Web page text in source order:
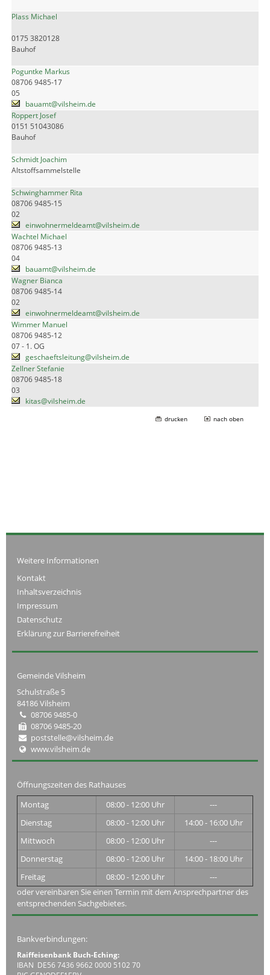
Plass Michael
0175 3820128
Bauhof
Poguntke Markus
08706 9485-17
05
bauamt@vilsheim.de
Roppert Josef
0151 51043086
Bauhof
Schmidt Joachim
Altstoffsammelstelle
Schwinghammer Rita
08706 9485-15
02
einwohnermeldeamt@vilsheim.de
Wachtel Michael
08706 9485-13
04
bauamt@vilsheim.de
Wagner Bianca
08706 9485-14
02
einwohnermeldeamt@vilsheim.de
Wimmer Manuel
08706 9485-12
07 - 1. OG
geschaeftsleitung@vilsheim.de
Zellner Stefanie
08706 9485-18
03
kitas@vilsheim.de
drucken nach oben
Weitere Informationen
Kontakt
Inhaltsverzeichnis
Impressum
Datenschutz
Erklärung zur Barrierefreiheit
Gemeinde Vilsheim
Schulstraße 5
84186 Vilsheim
08706 9485-0
08706 9485-20
poststelle@vilsheim.de
www.vilsheim.de
Öffnungszeiten des Rathauses
Montag
08:00 - 12:00 Uhr
---
Dienstag
08:00 - 12:00 Uhr
14:00 - 16:00 Uhr
Mittwoch
08:00 - 12:00 Uhr
---
Donnerstag
08:00 - 12:00 Uhr
14:00 - 18:00 Uhr
Freitag
08:00 - 12:00 Uhr
---
oder vereinbaren Sie einen Termin mit dem Ansprechpartner des
entsprechenden Sachgebietes.
Bankverbindungen:
Raiffeisenbank Buch-Eching:
IBAN DE56 7436 9662 0000 5102 70